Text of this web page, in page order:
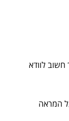
חשוב לוודא
המראה